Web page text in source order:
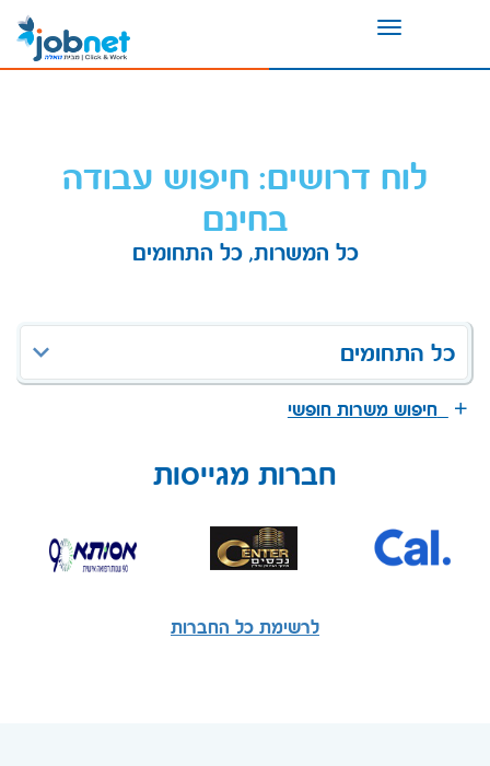
Toggle
לוח דרושים: חיפוש עבודה
בחינם
כל המשרות, כל התחומים
כל התחומים
חיפוש משרות חופשי
חברות מגייסות
לרשימת כל החברות